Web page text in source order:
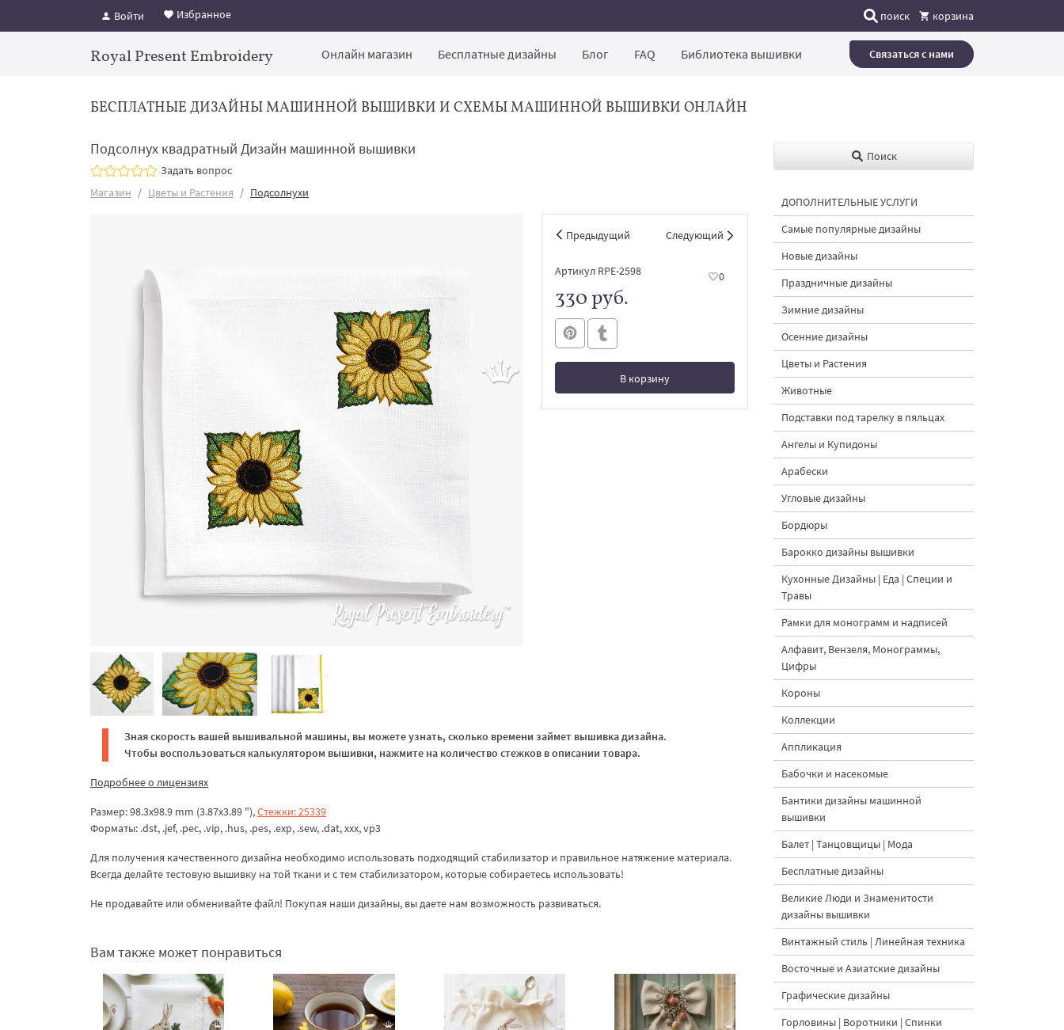
Войти Избранное поиск корзина
Royal Present Embroidery Онлайн магазин Бесплатные дизайны Блог FAQ Библиотека вышивки Связаться с нами
БЕСПЛАТНЫЕ ДИЗАЙНЫ МАШИННОЙ ВЫШИВКИ И СХЕМЫ МАШИННОЙ ВЫШИВКИ ОНЛАЙН
Подсолнух квадратный Дизайн машинной вышивки
Задать вопрос
Магазин
Цветы и Растения Подсолнухи
Предыдущий Следующий
Артикул RPE-2598 0
330 руб.
В корзину
В корзине
Зная скорость вашей вышивальной машины, вы можете узнать, сколько времени займет вышивка дизайна.
Чтобы воспользоваться калькулятором вышивки, нажмите на количество стежков в описании товара.
Подробнее о лицензиях
Размер: 98.3x98.9 mm (3.87x3.89 "),Стежки: 25339
Форматы: .dst, .jef, .pec, .vip, .hus, .pes, .exp, .sew, .dat, xxx, vp3
Для получения качественного дизайна необходимо использовать подходящий стабилизатор и правильное натяжение материала.
Всегда делайте тестовую вышивку на той ткани и с тем стабилизатором, которые собираетесь использовать!
Не продавайте или обменивайте файл! Покупая наши дизайны, вы даете нам возможность развиваться.
Вам также может понравиться
Поиск
ДОПОЛНИТЕЛЬНЫЕ УСЛУГИ
Самые популярные дизайны
Новые дизайны
Праздничные дизайны
Зимние дизайны
Осенние дизайны
Цветы и Растения
Животные
Подставки под тарелку в пяльцах
Ангелы и Купидоны
Арабески
Угловые дизайны
Бордюры
Барокко дизайны вышивки
Кухонные Дизайны | Еда | Специи и
Травы
Рамки для монограмм и надписей
Алфавит, Вензеля, Монограммы,
Цифры
Короны
Коллекции
Аппликация
Бабочки и насекомые
Бантики дизайны машинной
вышивки
Балет | Танцовщицы | Мода
Бесплатные дизайны
Великие Люди и Знаменитости
дизайны вышивки
Винтажный стиль | Линейная техника
Восточные и Азиатские дизайны
Графические дизайны
Горловины | Воротники | Спинки